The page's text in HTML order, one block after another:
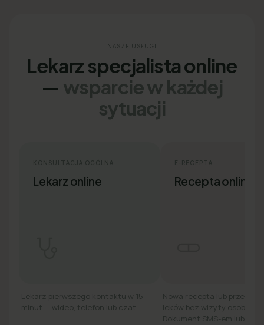
NASZE USŁUGI
Lekarz specjalista online
— wsparcie w każdej
sytuacji
Lekarz online
Lekarz pierwszego kontaktu w 15
minut — wideo, telefon lub czat.
E-RECEPTA
Recepta online
Nowa recepta lub
leków bez wizyty osobiście.
Dokument SMS-em lub e-